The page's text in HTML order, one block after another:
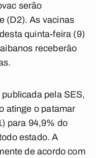
serão
(D2). As vacinas
quinta-feira (9)
receberão
pela SES,
atinge o patamar
para 94,9% do
estado. A
de acordo com